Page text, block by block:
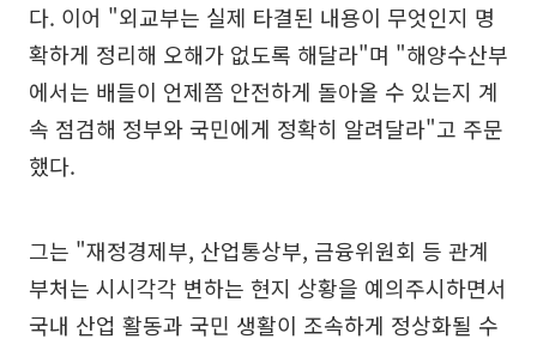
다. 이어 "외교부는 실제 타결된 내용이 무엇인지 명
확하게 정리해 오해가 없도록 해달라"며 "해양수산부
에서는 배들이 언제쯤 안전하게 돌아올 수 있는지 계
속 점검해 정부와 국민에게 정확히 알려달라"고 주문
했다.
그는 "재정경제부, 산업통상부, 금융위원회 등 관계
부처는 시시각각 변하는 현지 상황을 예의주시하면서
국내 산업 활동과 국민 생활이 조속하게 정상화될 수